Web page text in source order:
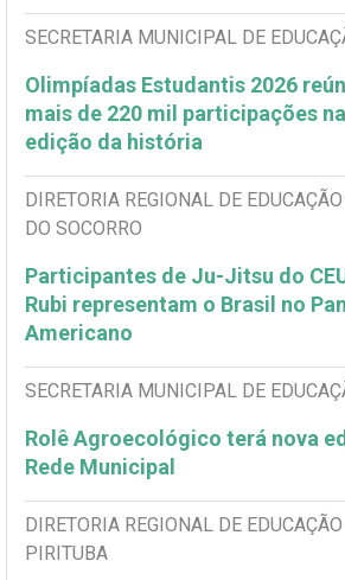
SECRETARIA MUNICIPAL DE
Olimpíadas Estudantis 2026
mais de 220 mil participações
edição da história
DIRETORIA REGIONAL DE
DO SOCORRO
Participantes de Ju-Jitsu do
Rubi representam o Brasil no
Americano
SECRETARIA MUNICIPAL DE
Rolê Agroecológico terá nova
Rede Municipal
DIRETORIA REGIONAL DE EDUCAÇÃO
PIRITUBA